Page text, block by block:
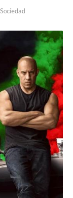
Sociedad